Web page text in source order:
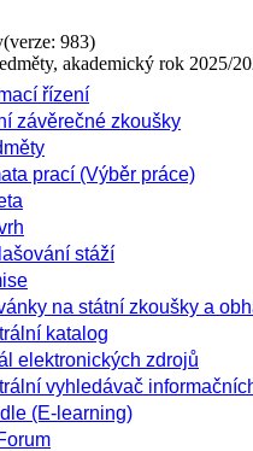
(verze: 983)
akademický rok 2025/
řízení
závěrečné zkoušky
prací (Výběr práce)
stáží
na státní zkoušky a
katalog
elektronických zdrojů
vyhledávač
(E-learning)